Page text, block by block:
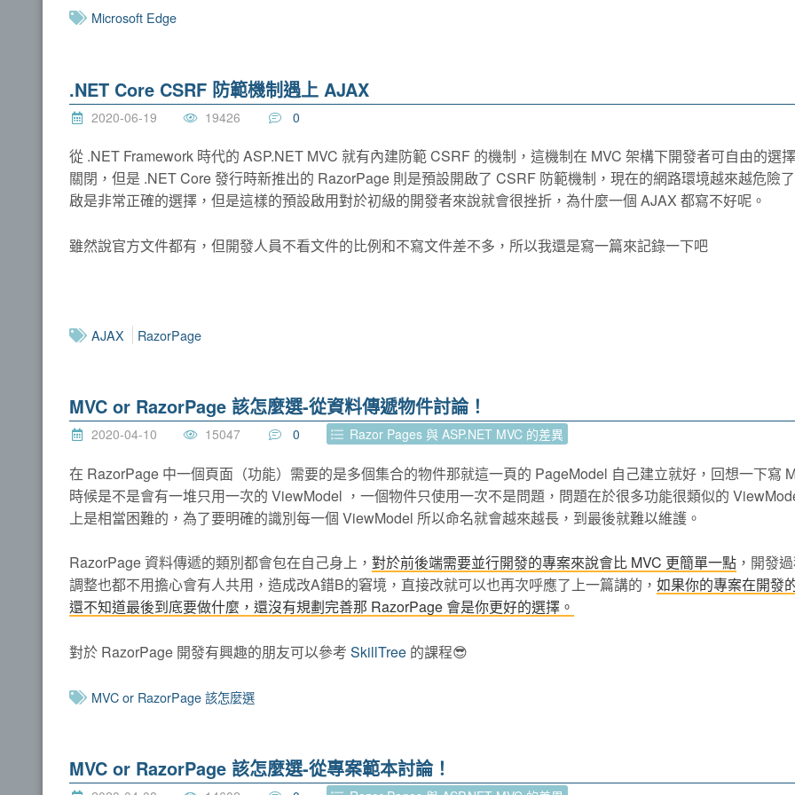
Microsoft Edge
.NET Core CSRF 防範機制遇上 AJAX
2020-06-19 19426 0
從 .NET Framework 時代的 ASP.NET MVC 就有內建防範 CSRF 的機制，這機制在 MVC 架構下開發者可自由的選
關閉，但是 .NET Core 發行時新推出的 RazorPage 則是預設開啟了 CSRF 防範機制，現在的網路環境越來越危險
啟是非常正確的選擇，但是這樣的預設啟用對於初級的開發者來說就會很挫折，為什麼一個 AJAX 都寫不好呢。
雖然說官方文件都有，但開發人員不看文件的比例和不寫文件差不多，所以我還是寫一篇來記錄一下吧
AJAX RazorPage
MVC or RazorPage 該怎麼選-從資料傳遞物件討論！
2020-04-10 15047 0 Razor Pages 與 ASP.NET MVC 的差異
在 RazorPage 中一個頁面（功能）需要的是多個集合的物件那就這一頁的 PageModel 自己建立就好，回想一下寫
時候是不是會有一堆只用一次的 ViewModel ，一個物件只使用一次不是問題，問題在於很多功能很類似的
上是相當困難的，為了要明確的識別每一個 ViewModel 所以命名就會越來越長，到最後就難以維護。
RazorPage 資料傳遞的類別都會包在自己身上， 對於前後端需要並行開發的專案來說會比 MVC 更簡單一點 ，開發
調整也都不用擔心會有人共用，造成改A錯B的窘境，直接改就可以也再次呼應了上一篇講的， 如果你的專案在開發
還不知道最後到底要做什麼，還沒有規劃完善那 RazorPage 會是你更好的選擇。
對於 RazorPage 開發有興趣的朋友可以參考 SkillTree 的課程😎
MVC or RazorPage 該怎麼選
MVC or RazorPage 該怎麼選-從專案範本討論！